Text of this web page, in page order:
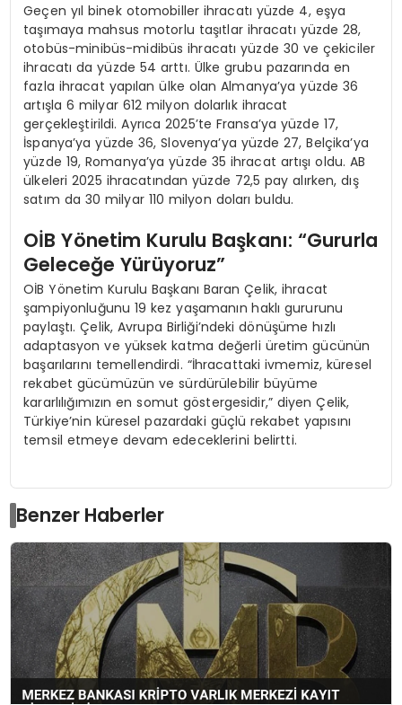
Geçen yıl binek otomobiller ihracatı yüzde 4, eşya
taşımaya mahsus motorlu taşıtlar ihracatı yüzde 28,
otobüs-minibüs-midibüs ihracatı yüzde 30 ve çekiciler
ihracatı da yüzde 54 arttı. Ülke grubu pazarında en
fazla ihracat yapılan ülke olan Almanya’ya yüzde 36
artışla 6 milyar 612 milyon dolarlık ihracat
gerçekleştirildi. Ayrıca 2025’te Fransa’ya yüzde 17,
İspanya’ya yüzde 36, Slovenya’ya yüzde 27, Belçika’ya
yüzde 19, Romanya’ya yüzde 35 ihracat artışı oldu. AB
ülkeleri 2025 ihracatından yüzde 72,5 pay alırken, dış
satım da 30 milyar 110 milyon doları buldu.
OİB Yönetim Kurulu Başkanı: “Gururla
Geleceğe Yürüyoruz”
OİB Yönetim Kurulu Başkanı Baran Çelik, ihracat
şampiyonluğunu 19 kez yaşamanın haklı gururunu
paylaştı. Çelik, Avrupa Birliği’ndeki dönüşüme hızlı
adaptasyon ve yüksek katma değerli üretim gücünün
başarılarını temellendirdi. “İhracattaki ivmemiz, küresel
rekabet gücümüzün ve sürdürülebilir büyüme
kararlılığımızın en somut göstergesidir,” diyen Çelik,
Türkiye’nin küresel pazardaki güçlü rekabet yapısını
temsil etmeye devam edeceklerini belirtti.
Benzer Haberler